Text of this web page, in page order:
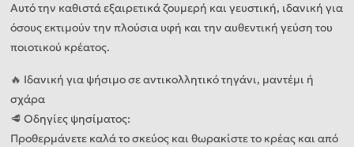
Αυτό την καθιστά εξαιρετικά ζουμερή και γευστική, ιδανική για
όσους εκτιμούν την πλούσια υφή και την αυθεντική γεύση του
ποιοτικού κρέατος.
🔥 Ιδανική για ψήσιμο σε αντικολλητικό τηγάνι, μαντέμι ή
σχάρα
🥩 Οδηγίες ψησίματος:
Προθερμάνετε καλά το σκεύος και θωρακίστε το κρέας και από